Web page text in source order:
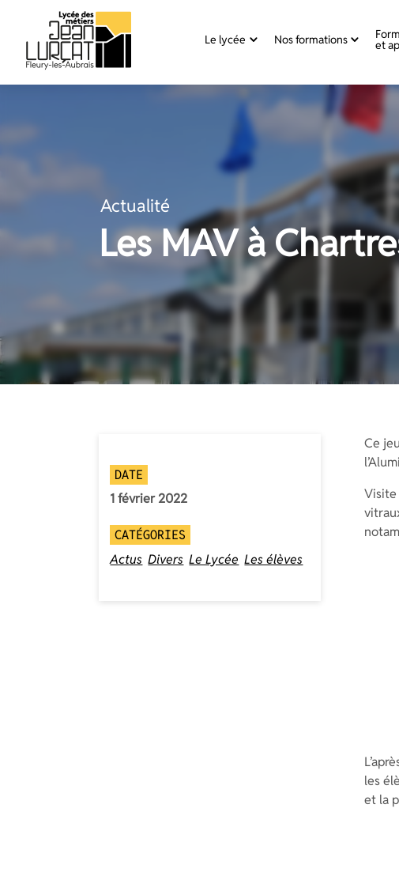
contenu
Le lycée Nos formations et
Actualité
Les MAV à
DATE
1 février 2022
CATÉGORIES
Actus Divers Le Lycée Les élèves
Ce
Visite
les
et la
Panneau de gestion des cookies